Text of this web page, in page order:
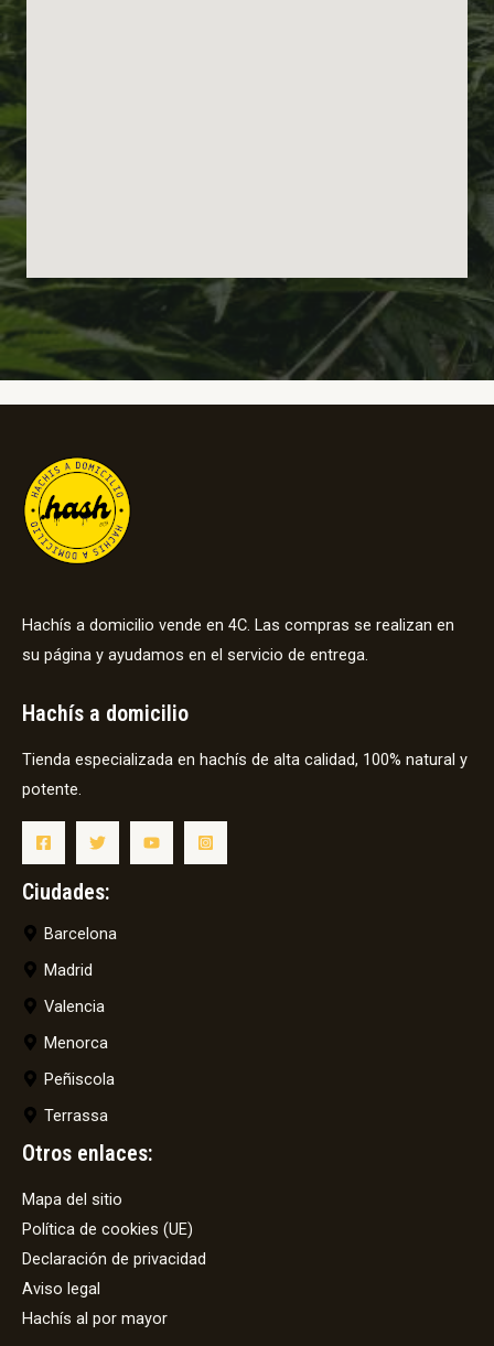
Hachís a domicilio vende en 4C. Las compras se realizan en
su página y ayudamos en el servicio de entrega.
Hachís a domicilio
Tienda especializada en hachís de alta calidad, 100% natural y
potente.
Ciudades:
Barcelona
Madrid
Valencia
Menorca
Peñiscola
Terrassa
Otros enlaces:
Mapa del sitio
Política de cookies (UE)
Declaración de privacidad
Aviso legal
Hachís al por mayor